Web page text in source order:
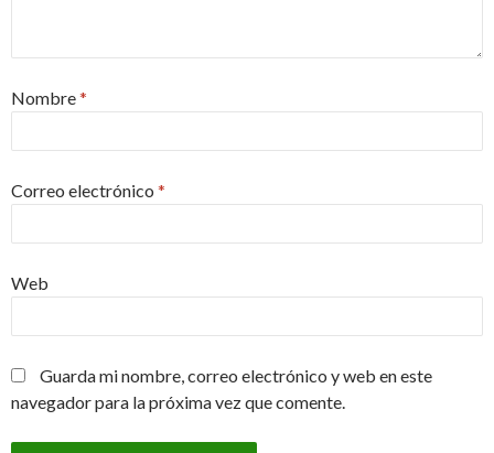
Nombre*
Correo electrónico *
Web
Guarda mi nombre, correo electrónico y web en este
navegador para la próxima vez que comente.